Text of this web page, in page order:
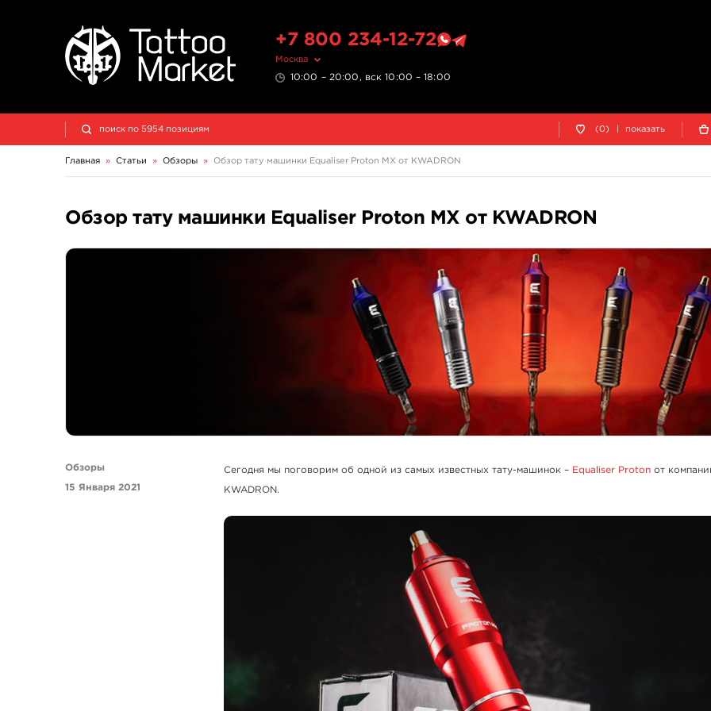
+7 800 234-12-72
Москва
10:00 – 20:00, вск 10:00 – 18:00
(0) показать
Главная » Статьи » Обзоры » Обзор тату машинки Equaliser Proton MX от KWADRON
Обзор тату машинки Equaliser Proton MX от KWADRON
Обзоры
15 Января 2021
Сегодня мы поговорим об одной из самых известных тату-машинок – Equaliser Proton от
KWADRON.